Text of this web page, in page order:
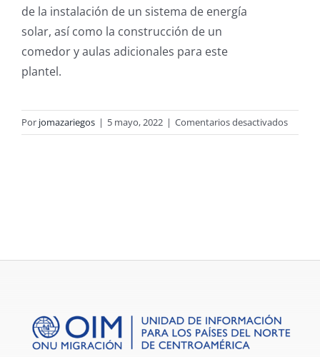
de la instalación de un sistema de energía
solar, así como la construcción de un
comedor y aulas adicionales para este
plantel.
Por jomazariegos | 5 mayo, 2022 | Comentarios desactivadosen
Estudio